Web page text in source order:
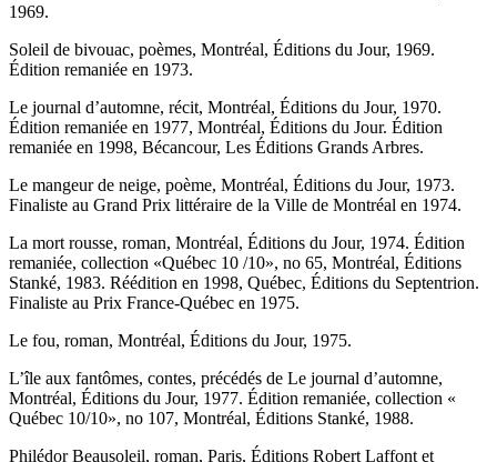
1969.
Soleil de bivouac, poèmes, Montréal, Éditions du Jour, 1969.
Édition remaniée en 1973.
Le journal d’automne, récit, Montréal, Éditions du Jour, 1970.
Édition remaniée en 1977, Montréal, Éditions du Jour. Édition
remaniée en 1998, Bécancour, Les Éditions Grands Arbres.
Le mangeur de neige, poème, Montréal, Éditions du Jour, 1973.
Finaliste au Grand Prix littéraire de la Ville de Montréal en 1974.
La mort rousse, roman, Montréal, Éditions du Jour, 1974. Édition
remaniée, collection «Québec 10 /10», no 65, Montréal, Éditions
Stanké, 1983. Réédition en 1998, Québec, Éditions du Septentrion.
Finaliste au Prix France-Québec en 1975.
Le fou, roman, Montréal, Éditions du Jour, 1975.
L’île aux fantômes, contes, précédés de Le journal d’automne,
Montréal, Éditions du Jour, 1977. Édition remaniée, collection «
Québec 10/10», no 107, Montréal, Éditions Stanké, 1988.
Philédor Beausoleil, roman, Paris, Éditions Robert Laffont et